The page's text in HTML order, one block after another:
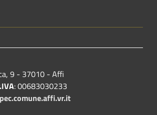
9 - 37010 - Affi
: 00683030233